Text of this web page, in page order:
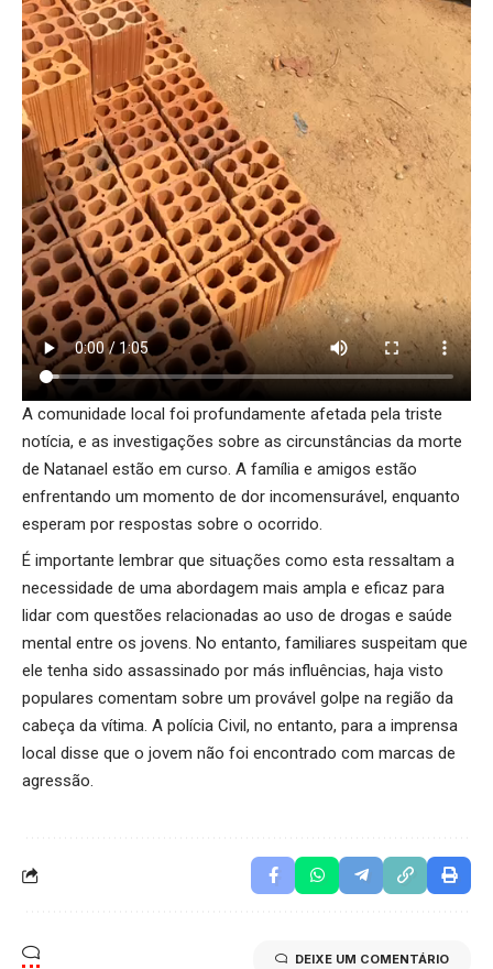
A comunidade local foi profundamente afetada pela triste
notícia, e as investigações sobre as circunstâncias da morte
de Natanael estão em curso. A família e amigos estão
enfrentando um momento de dor incomensurável, enquanto
esperam por respostas sobre o ocorrido.
É importante lembrar que situações como esta ressaltam a
necessidade de uma abordagem mais ampla e eficaz para
lidar com questões relacionadas ao uso de drogas e saúde
mental entre os jovens. No entanto, familiares suspeitam que
ele tenha sido assassinado por más influências, haja visto
populares comentam sobre um provável golpe na região da
cabeça da vítima. A polícia Civil, no entanto, para a imprensa
local disse que o jovem não foi encontrado com marcas de
agressão.
DEIXE UM COMENTÁRIO